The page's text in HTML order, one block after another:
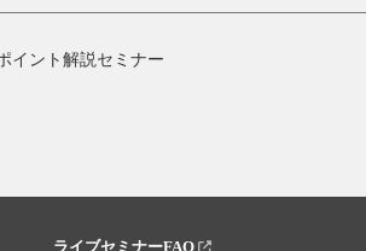
イント解説セミナー
ライブセミナーFAQ